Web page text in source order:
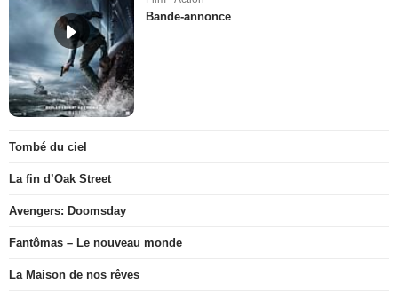
Bande-annonce
Tombé du ciel
La fin d’Oak Street
Avengers: Doomsday
Fantômas – Le nouveau monde
La Maison de nos rêves